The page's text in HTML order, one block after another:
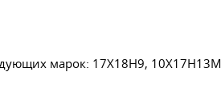
марок: 17Х18Н9,